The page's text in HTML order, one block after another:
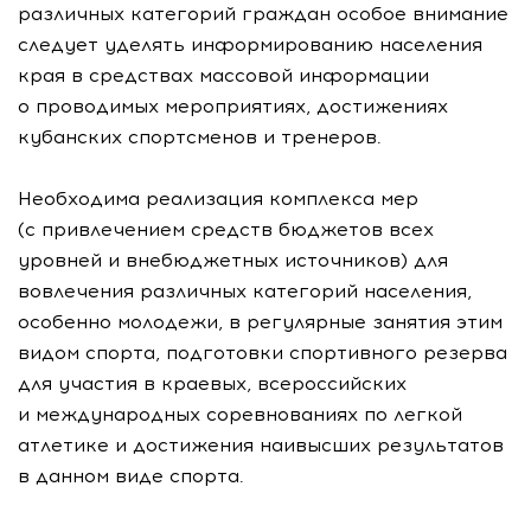
различных категорий граждан особое внимание
следует уделять информированию населения
края в средствах массовой информации
о проводимых мероприятиях, достижениях
кубанских спортсменов и тренеров.
Необходима реализация комплекса мер
(с привлечением средств бюджетов всех
уровней и внебюджетных источников) для
вовлечения различных категорий населения,
особенно молодежи, в регулярные занятия этим
видом спорта, подготовки спортивного резерва
для участия в краевых, всероссийских
и международных соревнованиях по легкой
атлетике и достижения наивысших результатов
в данном виде спорта.